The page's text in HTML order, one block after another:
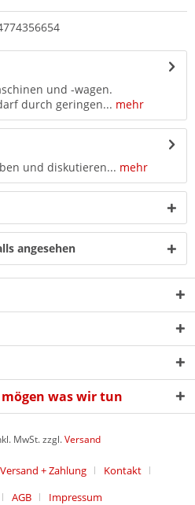
und -wagen.
durch geringen... mehr
und diskutieren... mehr
angesehen
was wir tun
MwSt. zzgl.Versand
Versand + Zahlung
Kontakt
AGB Impressum